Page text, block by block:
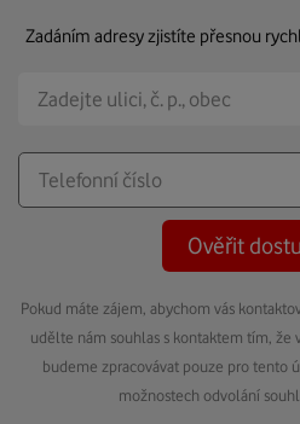
Zadáním adresy zjistíte přesnou
Ověřit
Pokud máte zájem, abychom vás
udělte nám souhlas s kontaktem tím,
budeme zpracovávat pouze pro tento
možnostech odvolání